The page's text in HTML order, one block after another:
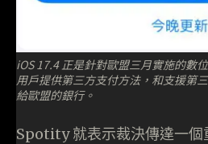
iOS 17.4 正是針對歐盟三月實施的數
用戶提供第三方支付方法，和支援第
給歐盟的銀行。
Spotity 就表示裁決傳達一個